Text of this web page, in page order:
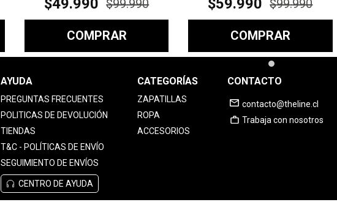
$49.990 $99.990
COMPRAR
$59.990 $99.990
COMPRAR
AYUDA
PREGUNTAS FRECUENTES
POLITICAS DE DEVOLUCIÓN
TIENDAS
T&C - POLÍTICAS DE ENVÍO
SEGUIMIENTO DE ENVÍOS
CENTRO DE AYUDA
CATEGORÍAS
ZAPATILLAS
ROPA
ACCESORIOS
CONTACTO
contacto@theline.cl
Trabaja con nosotros